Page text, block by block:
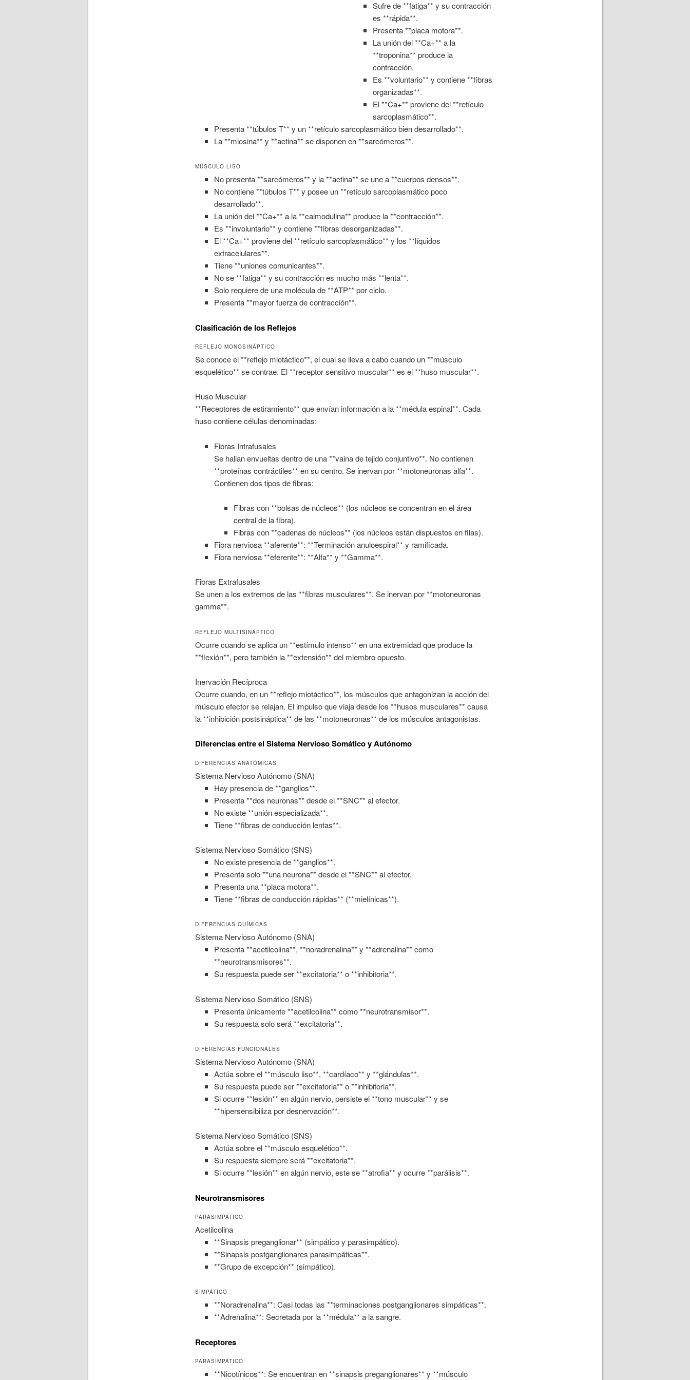
Sufre de **fatiga** y su contracción
es **rápida**.
Presenta **placa motora**.
La unión del **Ca+** a la
**troponina** produce la
contracción.
Es **voluntario** y contiene **fibras
organizadas**.
El **Ca+** proviene del **retículo
sarcoplasmático**.
Presenta **túbulos T** y un **retículo sarcoplasmático bien desarrollado**.
La **miosina** y **actina** se disponen en **sarcómeros**.
MÚSCULO LISO
No presenta **sarcómeros** y la **actina** se une a **cuerpos densos**.
No contiene **túbulos T** y posee un **retículo sarcoplasmático poco
desarrollado**.
La unión del **Ca+** a la **calmodulina** produce la **contracción**.
Es **involuntario** y contiene **fibras desorganizadas**.
El **Ca+** proviene del **retículo sarcoplasmático** y los **líquidos
extracelulares**.
Tiene **uniones comunicantes**.
No se **fatiga** y su contracción es mucho más **lenta**.
Solo requiere de una molécula de **ATP** por ciclo.
Presenta **mayor fuerza de contracción**.
Clasificación de los Reflejos
REFLEJO MONOSINÁPTICO
Se conoce el **reflejo miotáctico**, el cual se lleva a cabo cuando un **músculo
esquelético** se contrae. El **receptor sensitivo muscular** es el **huso muscular**.
Huso Muscular
**Receptores de estiramiento** que envían información a la **médula espinal**. Cada
huso contiene células denominadas:
Fibras Intrafusales
Se hallan envueltas dentro de una **vaina de tejido conjuntivo**. No contienen
**proteínas contráctiles** en su centro. Se inervan por **motoneuronas alfa**.
Contienen dos tipos de fibras:
Fibras con **bolsas de núcleos** (los núcleos se concentran en el área
central de la fibra).
Fibras con **cadenas de núcleos** (los núcleos están dispuestos en filas).
Fibra nerviosa **aferente**: **Terminación anuloespiral** y ramificada.
Fibra nerviosa **eferente**: **Alfa** y **Gamma**.
Fibras Extrafusales
Se unen a los extremos de las **fibras musculares**. Se inervan por **motoneuronas
gamma**.
REFLEJO MULTISINÁPTICO
Ocurre cuando se aplica un **estímulo intenso** en una extremidad que produce la
**flexión**, pero también la **extensión** del miembro opuesto.
Inervación Recíproca
Ocurre cuando, en un **reflejo miotáctico**, los músculos que antagonizan la acción del
músculo efector se relajan. El impulso que viaja desde los **husos musculares** causa
la **inhibición postsináptica** de las **motoneuronas** de los músculos antagonistas.
Diferencias entre el Sistema Nervioso Somático y Autónomo
DIFERENCIAS ANATÓMICAS
Sistema Nervioso Autónomo (SNA)
Hay presencia de **ganglios**.
Presenta **dos neuronas** desde el **SNC** al efector.
No existe **unión especializada**.
Tiene **fibras de conducción lentas**.
Sistema Nervioso Somático (SNS)
No existe presencia de **ganglios**.
Presenta solo **una neurona** desde el **SNC** al efector.
Presenta una **placa motora**.
Tiene **fibras de conducción rápidas** (**mielínicas**).
DIFERENCIAS QUÍMICAS
Sistema Nervioso Autónomo (SNA)
Presenta **acetilcolina**, **noradrenalina** y **adrenalina** como
**neurotransmisores**.
Su respuesta puede ser **excitatoria** o **inhibitoria**.
Sistema Nervioso Somático (SNS)
Presenta únicamente **acetilcolina** como **neurotransmisor**.
Su respuesta solo será **excitatoria**.
DIFERENCIAS FUNCIONALES
Sistema Nervioso Autónomo (SNA)
Actúa sobre el **músculo liso**, **cardíaco** y **glándulas**.
Su respuesta puede ser **excitatoria** o **inhibitoria**.
Si ocurre **lesión** en algún nervio, persiste el **tono muscular** y se
**hipersensibiliza por desnervación**.
Sistema Nervioso Somático (SNS)
Actúa sobre el **músculo esquelético**.
Su respuesta siempre será **excitatoria**.
Si ocurre **lesión** en algún nervio, este se **atrofia** y ocurre **parálisis**.
Neurotransmisores
PARASIMPÁTICO
Acetilcolina
**Sinapsis preganglionar** (simpático y parasimpático).
**Sinapsis postganglionares parasimpáticas**.
**Grupo de excepción** (simpático).
SIMPÁTICO
**Noradrenalina**: Casi todas las **terminaciones postganglionares simpáticas**.
**Adrenalina**: Secretada por la **médula** a la sangre.
Receptores
PARASIMPÁTICO
**Nicotínicos**: Se encuentran en **sinapsis preganglionares** y **músculo